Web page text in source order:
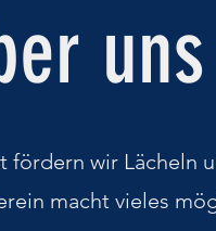
uns
wir Lächeln
macht vieles